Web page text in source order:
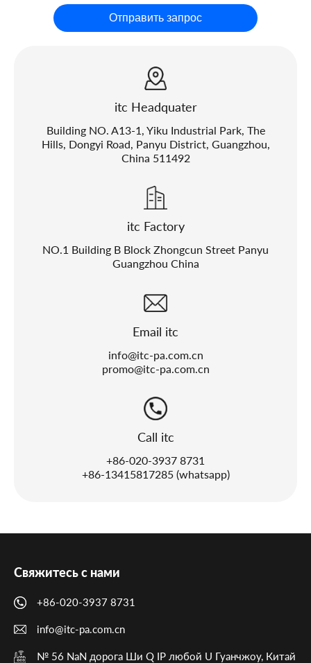
Отправить запрос
itc Headquater
Building NO. A13-1, Yiku Industrial Park, The
Hills, Dongyi Road, Panyu District, Guangzhou,
China 511492
itc Factory
NO.1 Building B Block Zhongcun Street Panyu
Guangzhou China
Email itc
info@itc-pa.com.cn
promo@itc-pa.com.cn
Call itc
+86-020-3937 8731
+86-13415817285 (whatsapp)
Свяжитесь с нами
+86-020-3937 8731
info@itc-pa.com.cn
№ 56 NaN дорога Ши Q IP любой U Гуанчжоу, Китай